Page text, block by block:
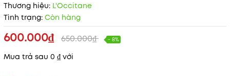
Thương hiệu: L'Occitane
Tình trạng: Còn hàng
600.000₫ 650.000₫ - 8%
Mua trả sau 0 ₫ với